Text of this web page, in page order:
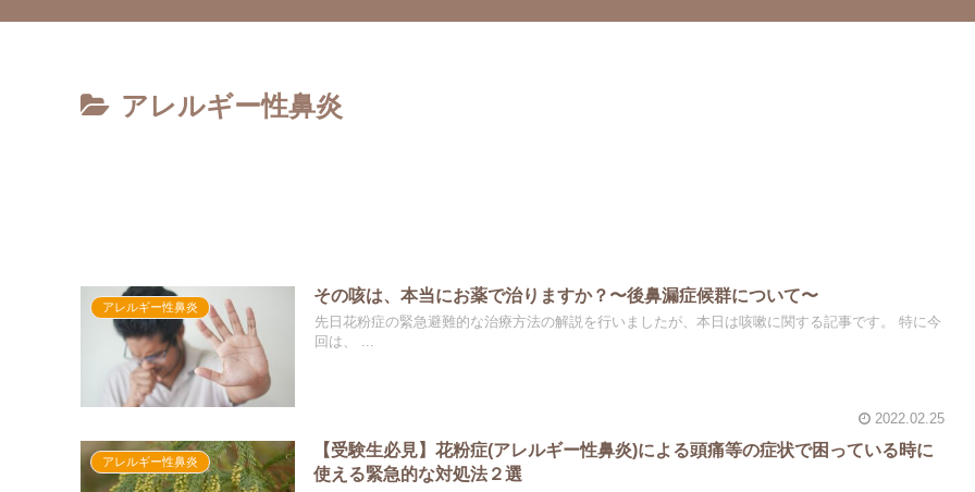
アレルギー性鼻炎
アレルギー性鼻炎
その咳は、本当にお薬で治りますか？〜後鼻漏症候群について〜
先日花粉症の緊急避難的な治療方法の解説を行いましたが、本日は咳嗽に関する記事です。 特に今
回は、 ...
2022.02.25
アレルギー性鼻炎
【受験生必見】花粉症(アレルギー性鼻炎)による頭痛等の症状で困っている時に
使える緊急的な対処法２選